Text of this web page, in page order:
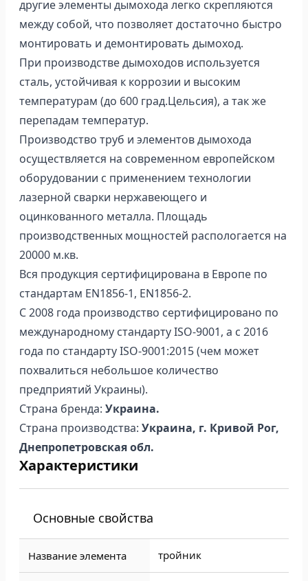
другие элементы дымохода легко скрепляются
между собой, что позволяет достаточно быстро
монтировать и демонтировать дымоход.
При производстве дымоходов используется
сталь, устойчивая к коррозии и высоким
температурам (до 600 град.Цельсия), а так же
перепадам температур.
Производство труб и элементов дымохода
осуществляется на современном европейском
оборудовании с применением технологии
лазерной сварки нержавеющего и
оцинкованного металла. Площадь
производственных мощностей распологается на
20000 м.кв.
Вся продукция сертифицирована в Европе по
стандартам EN1856-1, EN1856-2.
С 2008 года производство сертифицировано по
международному стандарту ISO-9001, а с 2016
года по стандарту ISO-9001:2015 (чем может
похвалиться небольшое количество
предприятий Украины).
Страна бренда: Украина.
Страна производства: Украина, г. Кривой Рог,
Днепропетровская обл.
Характеристики
Основные свойства
Название элемента тройник